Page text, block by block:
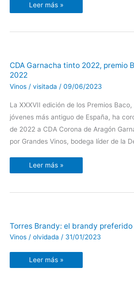
Leer más »
CDA Garnacha tinto 2022, premio
2022
Vinos / visitada / 09/06/2023
La XXXVII edición de los Premios
jóvenes más antiguo de España, ha
de 2022 a CDA Corona de Aragón
por Grandes Vinos, bodega líder de la
CDA
Garnacha
2022,
premio
al
mejor
tinto
2022
Leer más »
Torres Brandy: el brandy
Vinos / olvidada / 31/01/2023
Torres
Brandy:
el
brandy
los
bartenders
Leer más »